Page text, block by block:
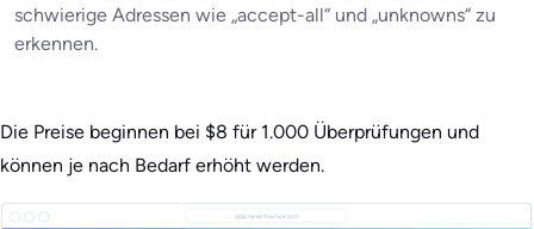
schwierige Adressen wie „accept-all“ und „unknowns“ zu
erkennen.
Die Preise beginnen bei $8 für 1.000 Überprüfungen und
können je nach Bedarf erhöht werden.